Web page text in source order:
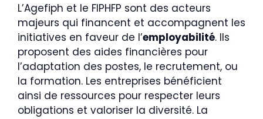
L’Agefiph et le FIPHFP sont des acteurs
majeurs qui financent et accompagnent les
initiatives en faveur de l’employabilité. Ils
proposent des aides financières pour
l’adaptation des postes, le recrutement, ou
la formation. Les entreprises bénéficient
ainsi de ressources pour respecter leurs
obligations et valoriser la diversité. La